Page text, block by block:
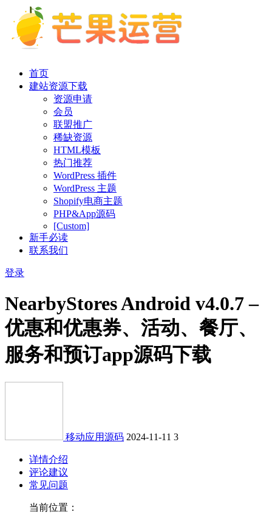
首页
建站资源下载
资源申请
会员
联盟推广
稀缺资源
HTML模板
热门推荐
WordPress 插件
WordPress 主题
Shopify电商主题
PHP&App源码
[Custom]
新手必读
联系我们
登录
NearbyStores Android v4.0.7 –
优惠和优惠券、活动、餐厅、
服务和预订app源码下载
移动应用源码 2024-11-11 3
详情介绍
评论建议
常见问题
当前位置：